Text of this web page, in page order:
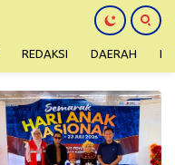
REDAKSI DAERAH